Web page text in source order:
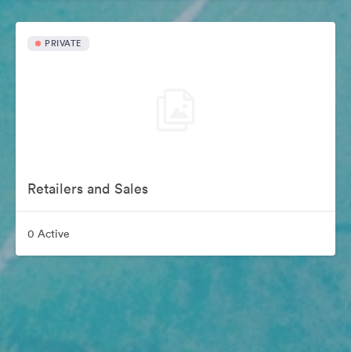
PRIVATE
Retailers and Sales
0 Active